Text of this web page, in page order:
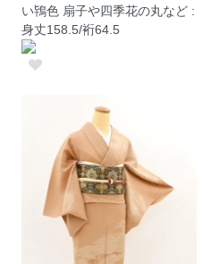
い鴇色 扇子や四季花の丸など :
身丈158.5/裄64.5